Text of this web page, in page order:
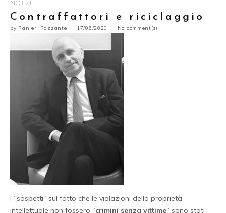
NOTIZIE
Contraffattori e riciclaggio
by Ranieri Razzante 17/06/2020 No comment(s)
I “sospetti” sul fatto che le violazioni della proprietà
intellettuale non fossero “crimini senza vittime” sono stati